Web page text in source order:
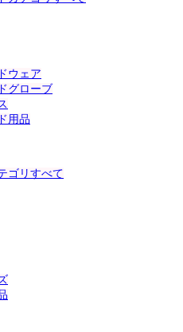
ウェア
グローブ
用品
ゴリすべて